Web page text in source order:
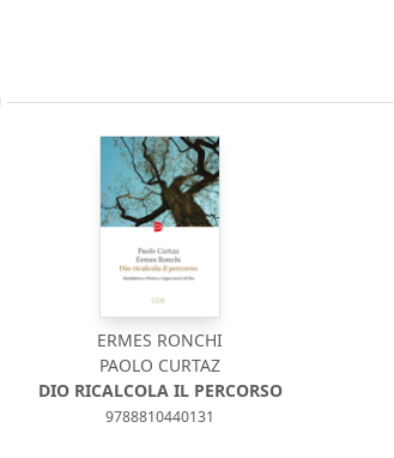
ERMES RONCHI
PAOLO CURTAZ
DIO RICALCOLA IL PERCORSO
9788810440131